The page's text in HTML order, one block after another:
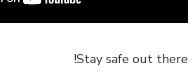
Stay safe out there!